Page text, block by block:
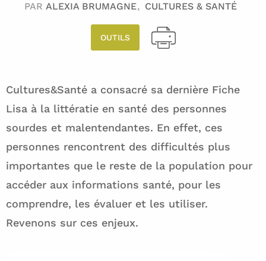
PAR ALEXIA BRUMAGNE CULTURES & SANTÉ
OUTILS
Cultures&Santé a consacré sa dernière Fiche
Lisa à la littératie en santé des personnes
sourdes et malentendantes. En effet, ces
personnes rencontrent des difficultés plus
importantes que le reste de la population pour
accéder aux informations santé, pour les
comprendre, les évaluer et les utiliser.
Revenons sur ces enjeux.